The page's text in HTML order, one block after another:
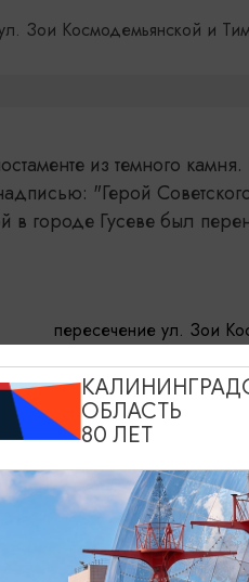
Зои Космодемьянской и
из темного
"Герой
в городе Гусеве был
пересечение ул. Зои
ИНФОРМАЦИЮ
ОБЛАСТЬ
80 ЛЕТ